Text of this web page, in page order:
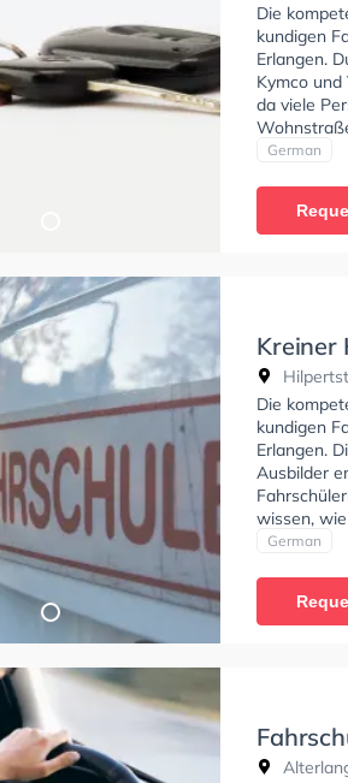
Die
kundigen
Erlangen.
Kymco
da viele
und Mofa -
German
Kreiner
Die
kundigen
Erlangen.
Ausbilder
wissen,
muss.
German